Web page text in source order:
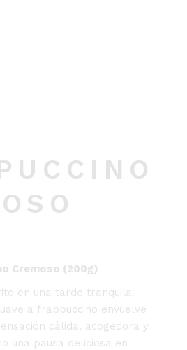
Cremoso (200g)
en una tarde tranquila.
a frappuccino envuelve
cálida, acogedora y
una pausa deliciosa en